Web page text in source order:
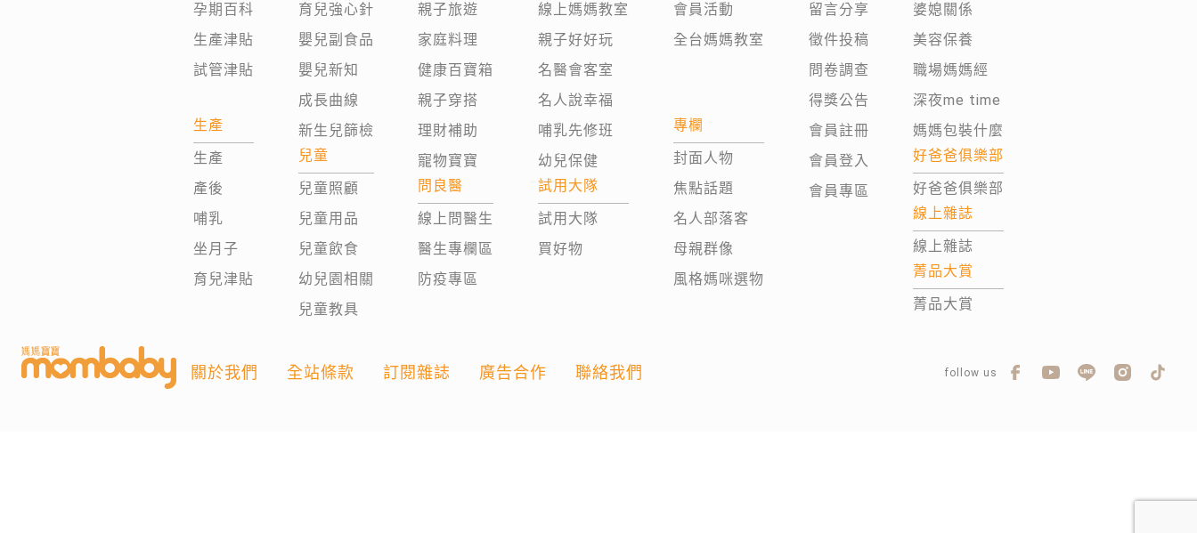
孕期百科
生產津貼
試管津貼
生產
生產
產後
哺乳
坐月子
育兒津貼
育兒強心針
嬰兒副食品
嬰兒新知
成長曲線
新生兒篩檢
兒童
兒童照顧
兒童用品
兒童飲食
幼兒園相關
兒童教具
親子旅遊
家庭料理
健康百寶箱
親子穿搭
理財補助
寵物寶寶
問良醫
線上問醫生
醫生專欄區
防疫專區
線上媽媽教室
親子好好玩
名醫會客室
名人說幸福
哺乳先修班
幼兒保健
試用大隊
試用大隊
買好物
會員活動
全台媽媽教室
專欄
封面人物
焦點話題
名人部落客
母親群像
風格媽咪選物
留言分享
徵件投稿
問卷調查
得獎公告
會員註冊
會員登入
會員專區
婆媳關係
美容保養
職場媽媽經
深夜me time
媽媽包裝什麼
好爸爸俱樂部
好爸爸俱樂部
線上雜誌
線上雜誌
菁品大賞
菁品大賞
關於我們 全站條款 訂閱雜誌 廣告合作 聯絡我們 follow us